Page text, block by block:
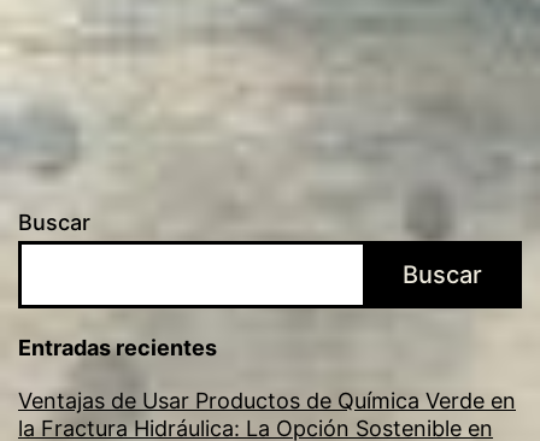
Buscar
Buscar
Entradas recientes
Ventajas de Usar Productos de Química Verde en
la Fractura Hidráulica: La Opción Sostenible en